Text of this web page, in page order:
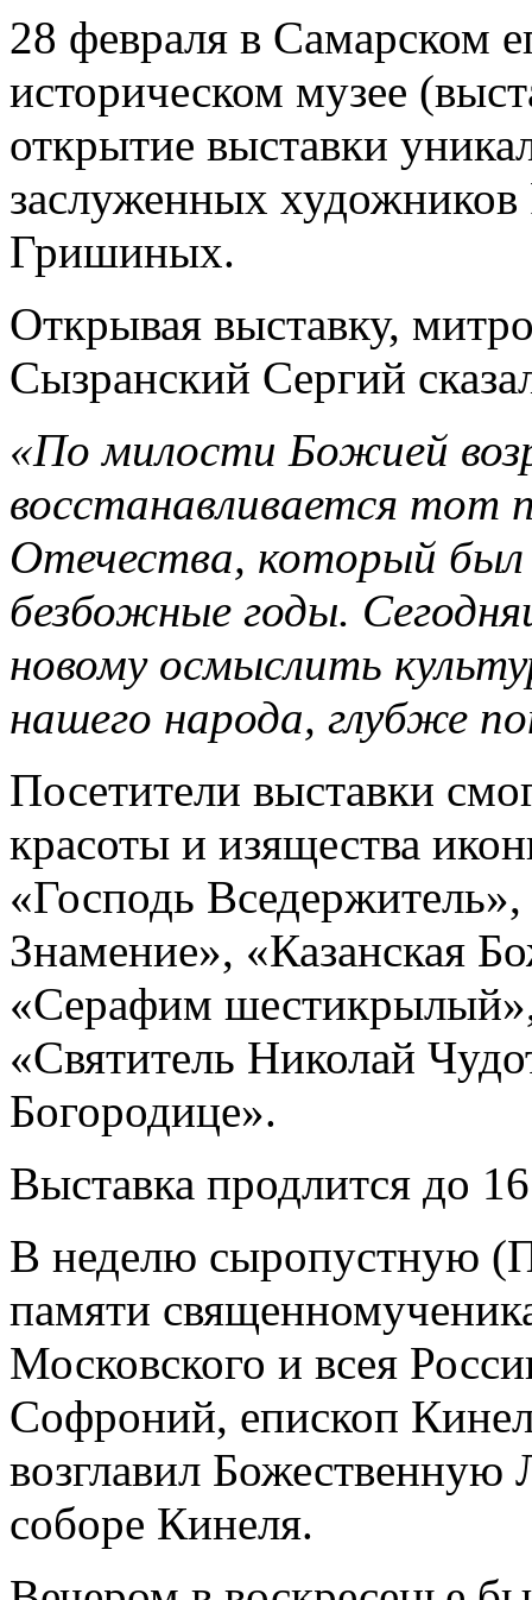
28 февраля в Самарском
историческом музее
открытие выставки
заслуженных
Гришиных.
Открывая выставку,
Сызранский Сергий
«По милости Божией
восстанавливается тот
Отечества, который был
безбожные годы.
новому осмыслить
нашего народа, глубже
Посетители выставки
красоты и изящества
«Господь
Знамение», «Казанская
«Серафим
«Святитель Николай
Богородице».
Выставка продлится до
В неделю сыропустную
памяти
Московского и всея
Софроний, епископ
возглавил
соборе Кинеля.